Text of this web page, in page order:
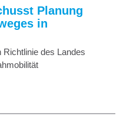
Planung
in
Richtlinie des Landes